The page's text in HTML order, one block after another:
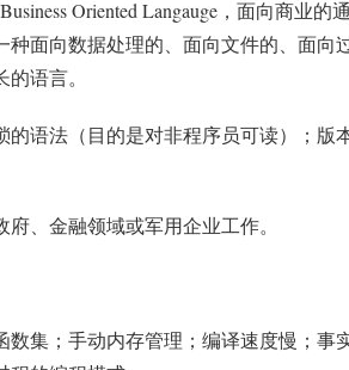
Oriented Langauge，面向商业
种面向数据处理的、面向文件的、面向
语言。
的语法（目的是对非程序员可读）；
、金融领域或军用企业工作。
数集；手动内存管理；编译速度慢；